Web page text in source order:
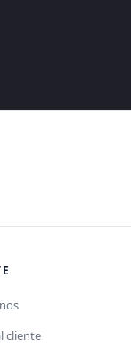
cliente